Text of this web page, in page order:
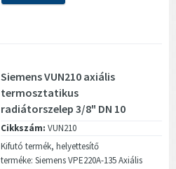
Siemens VUN210 axiális
termosztatikus
radiátorszelep 3/8" DN 10
Cikkszám: VUN210
Kifutó termék, helyettesítő
terméke: Siemens VPE220A-135 Axiális